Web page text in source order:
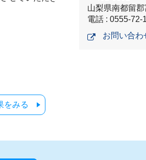
をみる
山梨県南都留
電話 : 0555-72-
お問い合わ